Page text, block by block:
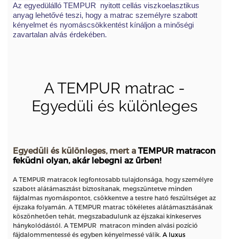
Az egyedülálló TEMPUR nyitott cellás viszkoelasztikus
anyag lehetővé teszi, hogy a matrac személyre szabott
kényelmet és nyomáscsökkentést kínáljon a minőségi
zavartalan alvás érdekében.
A TEMPUR matrac -
Egyedüli és különleges
Egyedüli és különleges, mert a TEMPUR matracon
feküdni olyan, akár lebegni az űrben!
A TEMPUR matracok legfontosabb tulajdonsága, hogy személyre
szabott alátámasztást biztosítanak, megszüntetve minden
fájdalmas nyomáspontot, csökkentve a testre ható feszültséget az
éjszaka folyamán. A TEMPUR matrac tökéletes alátámasztásának
köszönhetően tehát, megszabadulunk az éjszakai kínkeserves
hánykolódástól. A TEMPUR matracon minden alvási pozíció
fájdalommentessé és egyben kényelmessé válik. A luxus